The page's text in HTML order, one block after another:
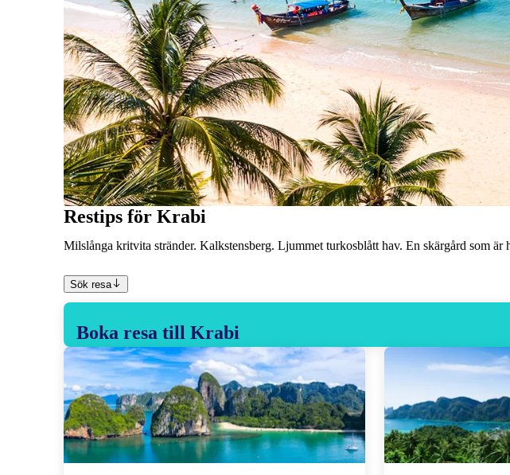
Restips för Krabi
Milslånga kritvita stränder. Kalkstensberg. Ljummet turkosblått hav. En skärgård som
Sök resa
Boka resa till Krabi